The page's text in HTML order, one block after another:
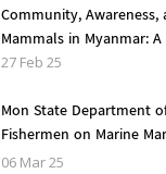
ဖွံ့ဖြိုးတိုးတက်ရေး စီမံကိန်း
အပြီးသတ်အခမ်းအနားကျင်
Community, Awareness,
Mammals in Myanmar: A
27 Feb 25
Mon State Department
Fishermen on Marine
Accidental bycatch
06 Mar 25